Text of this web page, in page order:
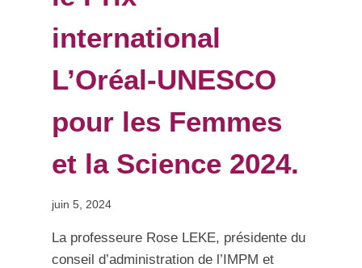
international
L’Oréal-UNESCO
pour les Femmes
et la Science 2024.
Par
juin 5, 2024
La professeure Rose LEKE, présidente du
conseil d’administration de l’IMPM et